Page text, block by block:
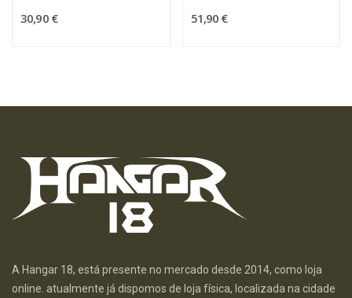
30,90 € 51,90 €
A Hangar 18, está presente no mercado desde 2014, como loja
online. atualmente já dispomos de loja física, localizada na cidade